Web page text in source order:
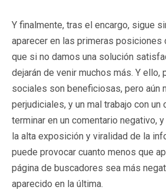
Y finalmente, tras el encargo, sigue
aparecer en las primeras posiciones
que si no damos una solución
dejarán de venir muchos más. Y ello,
sociales son beneficiosas, pero aún
perjudiciales, y un mal trabajo con un
terminar en un comentario negativo,
la alta exposición y viralidad de la
puede provocar cuanto menos que
página de buscadores sea más
aparecido en la última.